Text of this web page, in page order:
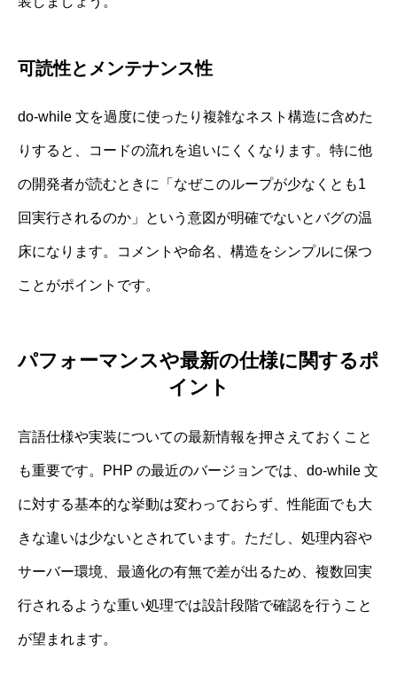
可読性とメンテナンス性
do-while 文を過度に使ったり複雑なネスト構造に含めた
りすると、コードの流れを追いにくくなります。特に他
の開発者が読むときに「なぜこのループが少なくとも1
回実行されるのか」という意図が明確でないとバグの温
床になります。コメントや命名、構造をシンプルに保つ
ことがポイントです。
パフォーマンスや最新の仕様に関するポ
イント
言語仕様や実装についての最新情報を押さえておくこと
も重要です。PHP の最近のバージョンでは、do-while 文
に対する基本的な挙動は変わっておらず、性能面でも大
きな違いは少ないとされています。ただし、処理内容や
サーバー環境、最適化の有無で差が出るため、複数回実
行されるような重い処理では設計段階で確認を行うこと
が望まれます。